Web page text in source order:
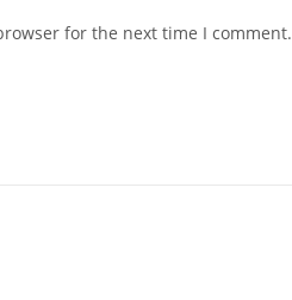
for the next time I comment.